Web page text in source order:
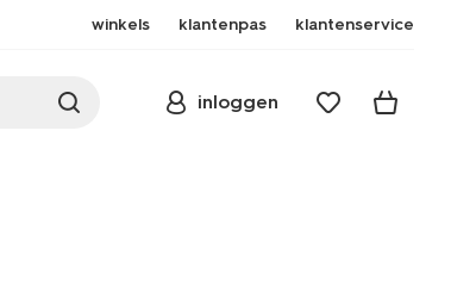
winkels klantenpas klantenservice
inloggen